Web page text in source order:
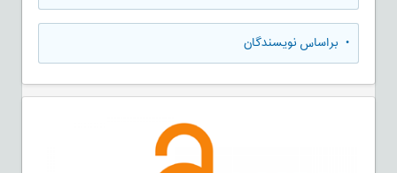
• براساس نویسندگان